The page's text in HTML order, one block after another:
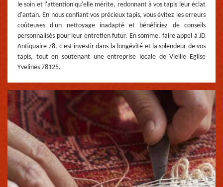
le soin et l'attention qu'elle mérite, redonnant à vos tapis leur éclat
d'antan. En nous confiant vos précieux tapis, vous évitez les erreurs
coûteuses d'un nettoyage inadapté et bénéficiez de conseils
personnalisés pour leur entretien futur. En somme, faire appel à JD
Antiquaire 78, c'est investir dans la longévité et la splendeur de vos
tapis, tout en soutenant une entreprise locale de Vieille Eglise
Yvelines 78125.